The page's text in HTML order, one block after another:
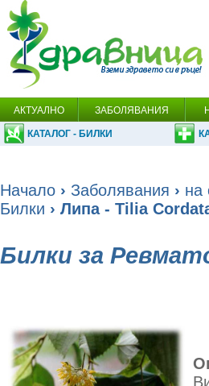
АКТУАЛНО ЗАБОЛЯВАНИЯ
КАТАЛОГ - БИЛКИ
Начало › Заболявания › на
Билки › Липа - Tilia
Билки за